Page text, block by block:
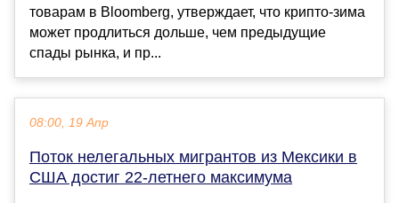
товарам в Bloomberg, утверждает, что крипто-зима
может продлиться дольше, чем предыдущие
спады рынка, и пр...
08:00, 19 Апр
Поток нелегальных мигрантов из Мексики в
США достиг 22-летнего максимума